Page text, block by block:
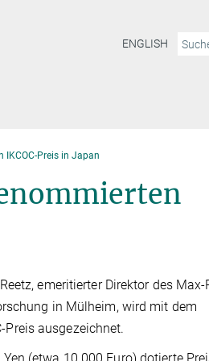
ENGLISH
IKCOC-Preis in Japan
emeritierter Direktor des
in Mülheim, wird mit dem
Preis ausgezeichnet.